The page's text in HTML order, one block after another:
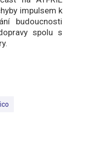
impulsem k
budoucnosti
spolu s